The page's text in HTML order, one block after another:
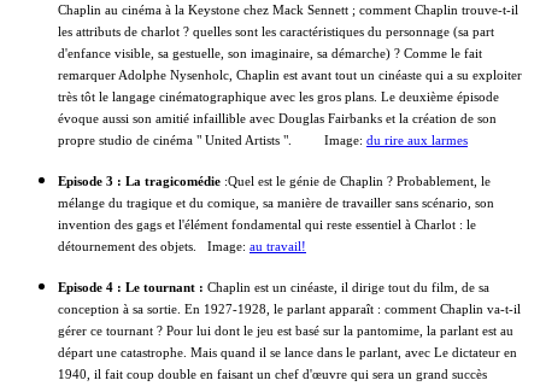
Chaplin au cinéma à la Keystone chez Mack Sennett ; comment Chaplin trouve-t-il
les attributs de charlot ? quelles sont les caractéristiques du personnage (sa part
d'enfance visible, sa gestuelle, son imaginaire, sa démarche) ? Comme le fait
remarquer Adolphe Nysenholc, Chaplin est avant tout un cinéaste qui a su exploiter
très tôt le langage cinématographique avec les gros plans. Le deuxième épisode
évoque aussi son amitié infaillible avec Douglas Fairbanks et la création de son
propre studio de cinéma " United Artists ". Image: du rire aux larmes
Episode 3 : La tragicomédie :Quel est le génie de Chaplin ? Probablement, le
mélange du tragique et du comique, sa manière de travailler sans scénario, son
invention des gags et l'élément fondamental qui reste essentiel à Charlot : le
détournement des objets. Image: au travail!
Episode 4 : Le tournant : Chaplin est un cinéaste, il dirige tout du film, de sa
conception à sa sortie. En 1927-1928, le parlant apparaît : comment Chaplin va-t-il
gérer ce tournant ? Pour lui dont le jeu est basé sur la pantomime, la parlant est au
départ une catastrophe. Mais quand il se lance dans le parlant, avec Le dictateur en
1940, il fait coup double en faisant un chef d'œuvre qui sera un grand succès